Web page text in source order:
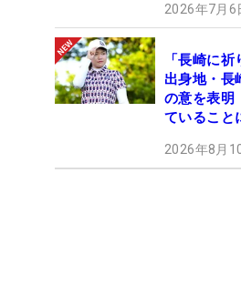
2026年7月6
「長崎に
出身地・長
の意を表明
ていること
2026年8月